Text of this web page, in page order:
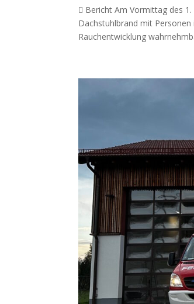
 Bericht Am Vormittag des
Dachstuhlbrand mit
Rauchentwicklung